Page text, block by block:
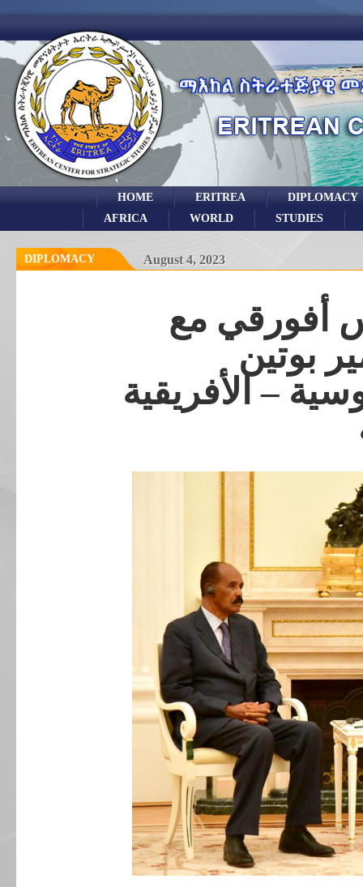
DIPLOMACY
ERITREA
HOME
STUDIES
WORLD
AFRICA
DIPLOMACY August 4, 2023
أفورقي مع
بوتين
– الأفريقية